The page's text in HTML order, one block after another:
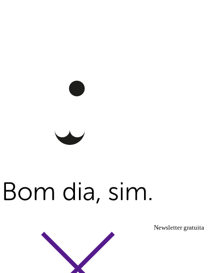
Newsletter gratuita